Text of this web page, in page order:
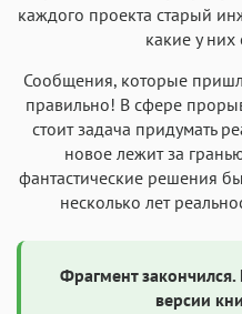
каждого проекта старый
какие у них
Сообщения, которые
правильно! В сфере
стоит задача придумать
новое лежит за
фантастические решения
несколько лет
Фрагмент
версии